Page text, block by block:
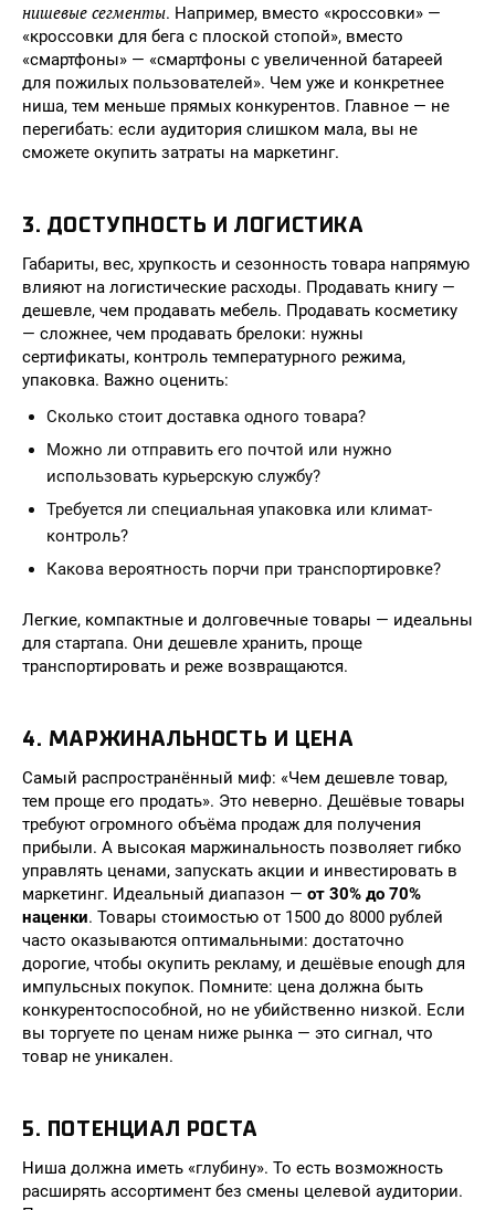
нишевые сегменты. Например, вместо «кроссовки» —
«кроссовки для бега с плоской стопой», вместо
«смартфоны» — «смартфоны с увеличенной батареей
для пожилых пользователей». Чем уже и конкретнее
ниша, тем меньше прямых конкурентов. Главное — не
перегибать: если аудитория слишком мала, вы не
сможете окупить затраты на маркетинг.
3. ДОСТУПНОСТЬ И ЛОГИСТИКА
Габариты, вес, хрупкость и сезонность товара напрямую
влияют на логистические расходы. Продавать книгу —
дешевле, чем продавать мебель. Продавать косметику
— сложнее, чем продавать брелоки: нужны
сертификаты, контроль температурного режима,
упаковка. Важно оценить:
Сколько стоит доставка одного товара?
Можно ли отправить его почтой или нужно
использовать курьерскую службу?
Требуется ли специальная упаковка или климат-
контроль?
Какова вероятность порчи при транспортировке?
Легкие, компактные и долговечные товары — идеальны
для стартапа. Они дешевле хранить, проще
транспортировать и реже возвращаются.
4. МАРЖИНАЛЬНОСТЬ И ЦЕНА
Самый распространённый миф: «Чем дешевле товар,
тем проще его продать». Это неверно. Дешёвые товары
требуют огромного объёма продаж для получения
прибыли. А высокая маржинальность позволяет гибко
управлять ценами, запускать акции и инвестировать в
маркетинг. Идеальный диапазон — от 30% до 70%
наценки. Товары стоимостью от 1500 до 8000 рублей
часто оказываются оптимальными: достаточно
дорогие, чтобы окупить рекламу, и дешёвые enough для
импульсных покупок. Помните: цена должна быть
конкурентоспособной, но не убийственно низкой. Если
вы торгуете по ценам ниже рынка — это сигнал, что
товар не уникален.
5. ПОТЕНЦИАЛ РОСТА
Ниша должна иметь «глубину». То есть возможность
расширять ассортимент без смены целевой аудитории.